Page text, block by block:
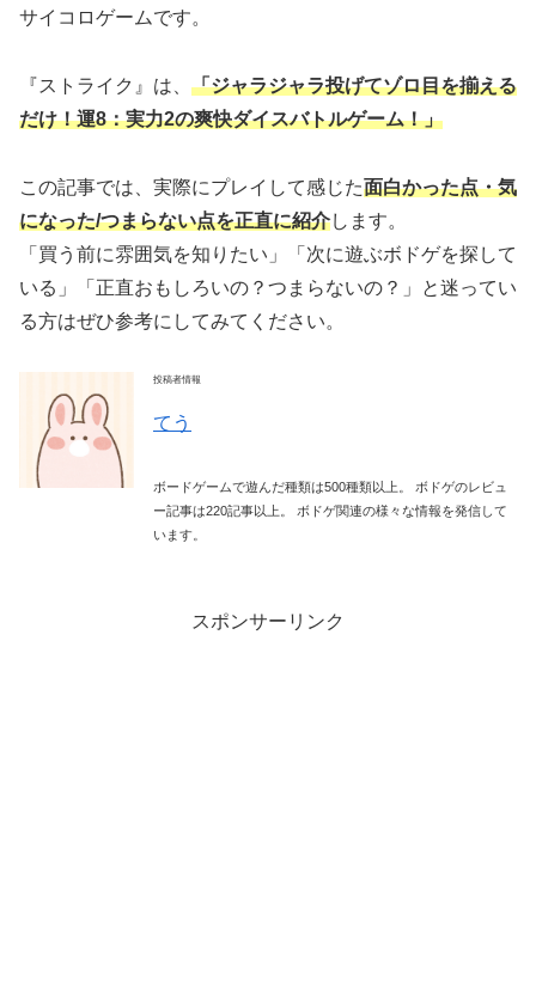
サイコロゲームです。
『ストライク』は、 「ジャラジャラ投げてゾロ目を揃える
だけ！運8：実力2の爽快ダイスバトルゲーム！」
この記事では、実際にプレイして感じた面白かった点・気
になった/つまらない点を正直に紹介します。
「買う前に雰囲気を知りたい」「次に遊ぶボドゲを探して
いる」「正直おもしろいの？つまらないの？」と迷ってい
る方はぜひ参考にしてみてください。
投稿者情報
てう
ボードゲームで遊んだ種類は500種類以上。 ボドゲのレビュ
ー記事は220記事以上。 ボドゲ関連の様々な情報を発信して
います。
スポンサーリンク